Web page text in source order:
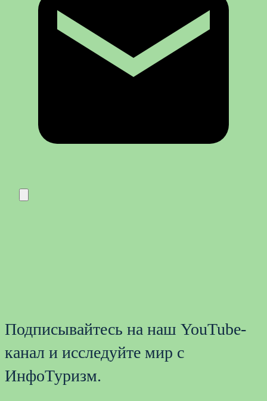
Подписывайтесь на наш YouTube-
канал и исследуйте мир с
ИнфоТуризм.